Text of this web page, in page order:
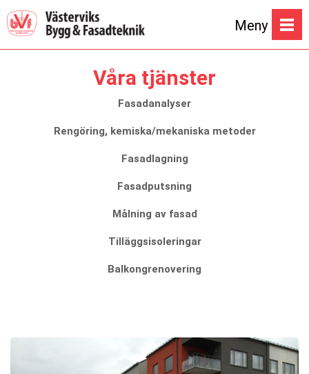
Meny
Våra tjänster
Fasadanalyser
Rengöring, kemiska/mekaniska metoder
Fasadlagning
Fasadputsning
Målning av fasad
Tilläggsisoleringar
Balkongrenovering